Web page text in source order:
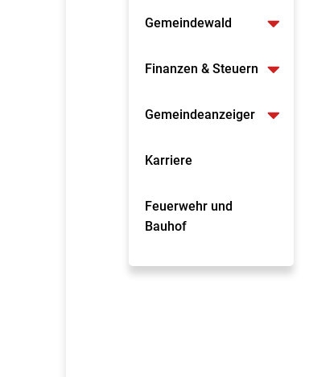
Gemeindewald
Finanzen & Steuern
Gemeindeanzeiger
Karriere
Feuerwehr und
Bauhof